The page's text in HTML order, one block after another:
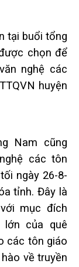
tại buổi tổng
chọn để
nghệ các
huyện
Nam cũng
các tôn
ngày 26-8-
tỉnh. Đây là
mục đích
lớn của quê
các tôn giáo
về truyền